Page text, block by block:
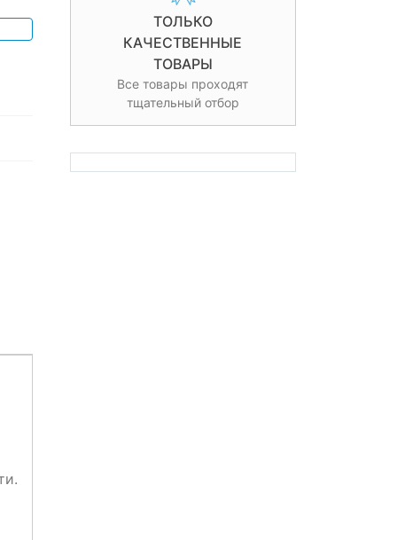
ТОЛЬКО
КАЧЕСТВЕННЫЕ
ТОВАРЫ
Все товары проходят
тщательный отбор